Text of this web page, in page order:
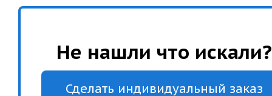
Не нашли что искали?